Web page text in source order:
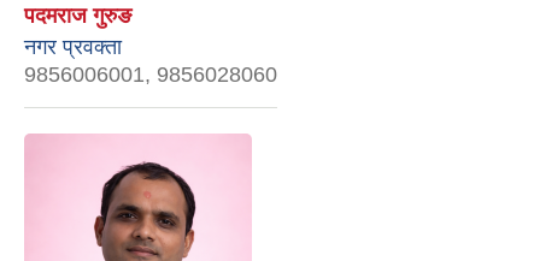
पदमराज गुरुङ
नगर प्रवक्ता
9856006001, 9856028060